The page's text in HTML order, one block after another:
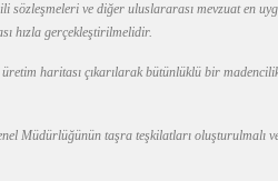
sözleşmeleri ve diğer uluslararası mevzuat en
hızla gerçekleştirilmelidir.
haritası çıkarılarak bütünlüklü bir
Müdürlüğünün taşra teşkilatları oluşturulmalı